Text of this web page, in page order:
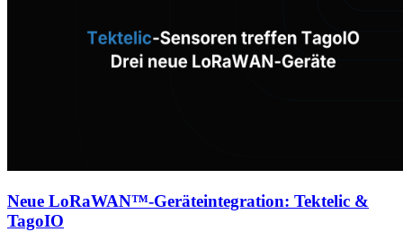
Neue LoRaWAN™-Geräteintegration: Tektelic &
TagoIO